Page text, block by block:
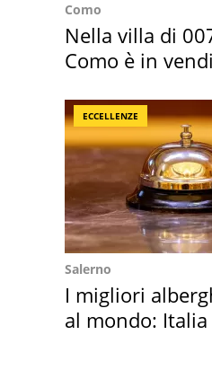
Como
Nella villa di
Como è in
ECCELLENZE
Salerno
I migliori
al mondo: